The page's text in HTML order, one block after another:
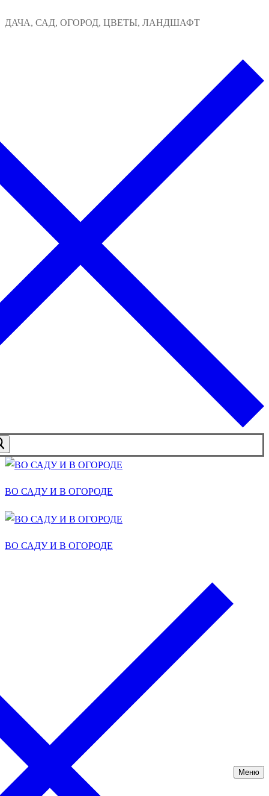
к
ДАЧА, САД, ОГОРОД, ЦВЕТЫ, ЛАНДШАФТ
ВО САДУ И В ОГОРОДЕ
ВО САДУ И В ОГОРОДЕ
Меню